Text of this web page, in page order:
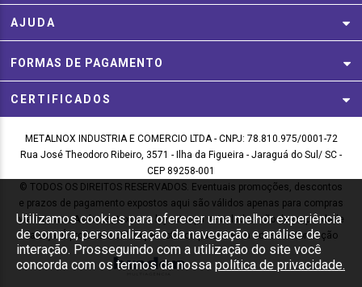
AJUDA
FORMAS DE PAGAMENTO
CERTIFICADOS
METALNOX INDUSTRIA E COMERCIO LTDA - CNPJ: 78.810.975/0001-72
Rua José Theodoro Ribeiro, 3571 - Ilha da Figueira - Jaraguá do Sul/ SC -
CEP 89258-001
© TODOS OS DIREITOS RESERVADOS. Eventuais promoções, descontos
e prazos de pagamento expostos aqui são válidos apenas para compras
via internet. As fotos, textos e layout aqui veiculados são de propriedade
da Loja. É proibida a utilização total ou parcial sem nossa autorização
Utilizamos cookies para oferecer uma melhor experiência
de compra, personalização da navegação e análise de
interação. Prosseguindo com a utilização do site você
concorda com os termos da nossa política de privacidade.